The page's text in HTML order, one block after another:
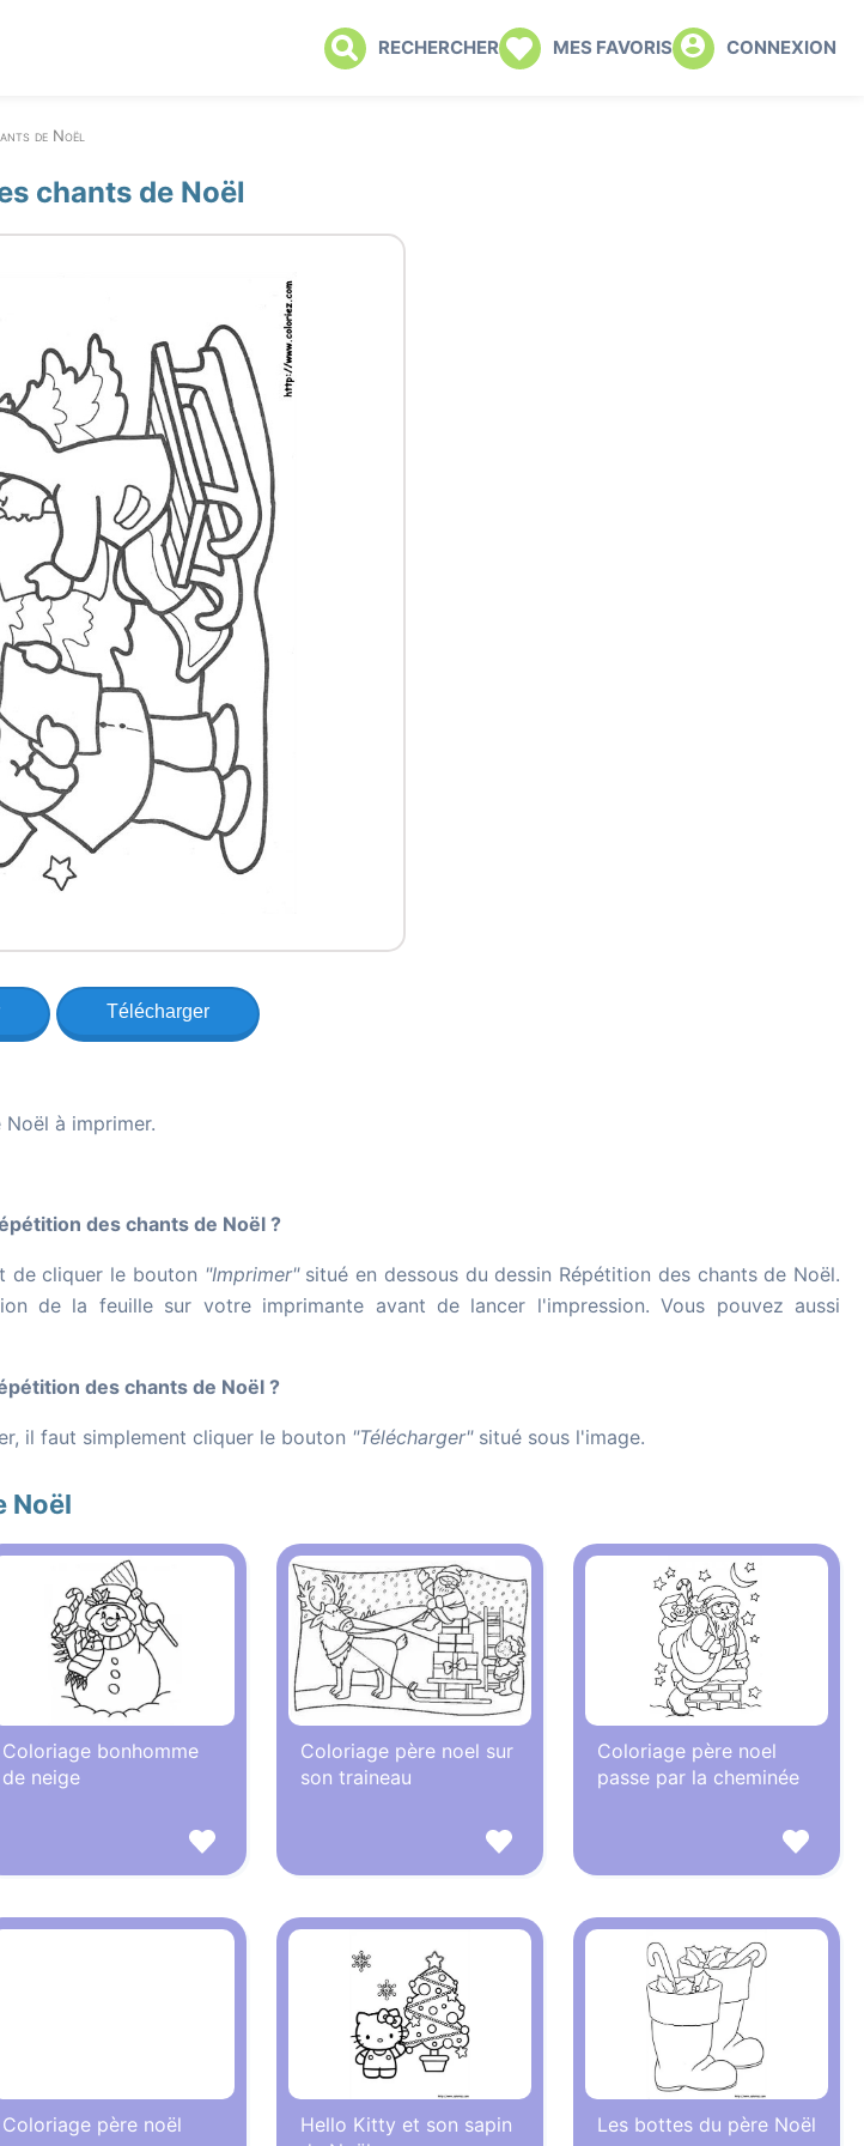
RECHERCHER MES FAVORIS CONNEXION
de Noël
chants de Noël
Télécharger
à imprimer.
des chants de Noël ?
de cliquer le bouton "Imprimer"situé en dessous du dessin Répétition des chants de Noël.
de la feuille sur votre imprimante avant de lancer l'impression. Vous pouvez aussi
des chants de Noël ?
il faut simplement cliquer le bouton "Télécharger"situé sous l'image.
Noël
Coloriage bonhomme
de neige
Coloriage père noel sur
son traineau
Coloriage père noel
passe par la cheminée
Coloriage père noël
Hello Kitty et son sapin
Les bottes du père Noël